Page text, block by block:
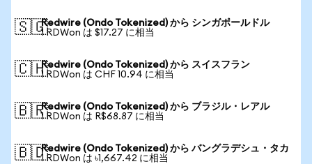
🇸🇬Redwire (Ondo Tokenized) から シンガポールドル
1 RDWon は $17.27 に相当
🇨🇭Redwire (Ondo Tokenized) から スイスフラン
1 RDWon は CHF 10.94 に相当
🇧🇷Redwire (Ondo Tokenized) から ブラジル・レアル
1 RDWon は R$68.87 に相当
🇧🇩Redwire (Ondo Tokenized) から バングラデシュ・タカ
1 RDWon は ৳1,667.42 に相当